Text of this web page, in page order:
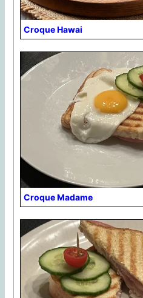
Croque Hawai
Croque Madame